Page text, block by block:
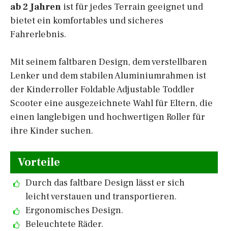
ab 2 Jahren ist für jedes Terrain geeignet und
bietet ein komfortables und sicheres
Fahrerlebnis.
Mit seinem faltbaren Design, dem verstellbaren
Lenker und dem stabilen Aluminiumrahmen ist
der Kinderroller Foldable Adjustable Toddler
Scooter eine ausgezeichnete Wahl für Eltern, die
einen langlebigen und hochwertigen Roller für
ihre Kinder suchen.
Vorteile
Durch das faltbare Design lässt er sich
leicht verstauen und transportieren.
Ergonomisches Design.
Beleuchtete Räder.